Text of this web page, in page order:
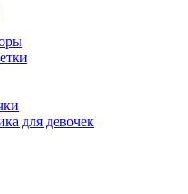
для девочек